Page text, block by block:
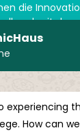
die
und mit dem
zu
ein neues „Ich“.
experiencing
How can